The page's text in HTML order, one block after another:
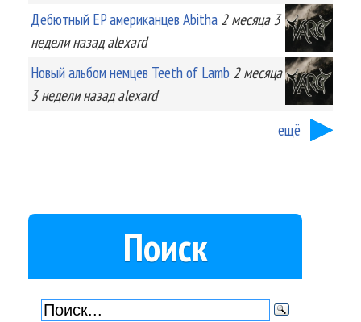
Дебютный EP американцев Abitha 2 месяца 3
неделиназад alexard
Новый альбом немцев Teeth of Lamb 2 месяца
3 неделиназад alexard
ещё
Поиск